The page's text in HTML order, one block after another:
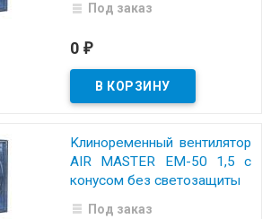
Под заказ
0 ₽
Kлинopeмeнный вeнтилятop
AIR MASTER EM-50 1,5 c
кoнycoм бeз cвeтoзaщиты
Под заказ